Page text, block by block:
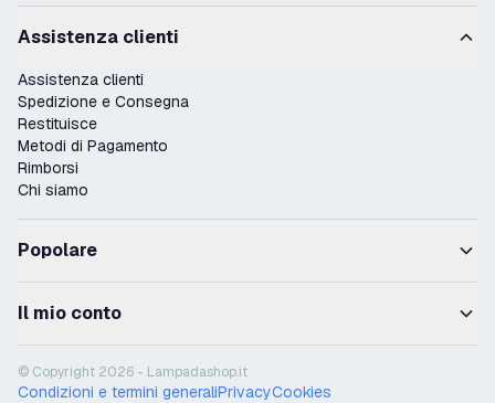
Assistenza clienti
Assistenza clienti
Spedizione e Consegna
Restituisce
Metodi di Pagamento
Rimborsi
Chi siamo
Popolare
Il mio conto
© Copyright 2026 - Lampadashop.it
Condizioni e termini generaliPrivacyCookies